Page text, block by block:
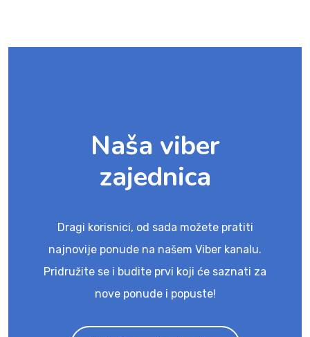
Naša viber
zajednica
Dragi korisnici, od sada možete pratiti
najnovije ponude na našem Viber kanalu.
Pridružite se i budite prvi koji će saznati za
nove ponude i popuste!